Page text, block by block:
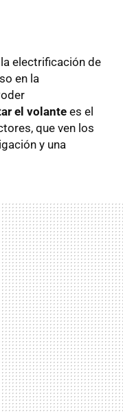
electrificación de
en la
el volante es el
que ven los
y una